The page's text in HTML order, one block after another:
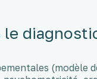
(modèle